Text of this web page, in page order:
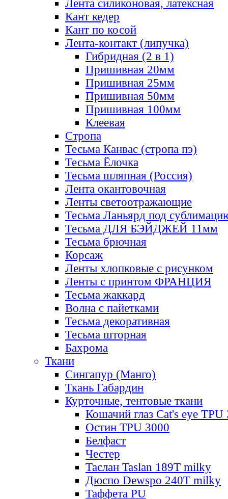
Лента силиконовая, латексная
Кант кедер
Кант по косой
Лента-контакт (липучка)
Гибридная (2 в 1)
Пришивная 20мм
Пришивная 25мм
Пришивная 50мм
Пришивная 100мм
Клеевая
Стропа
Тесьма Канвас (стропа пэ)
Тесьма Ёлочка
Тесьма шляпная (Россия)
Лента окантовочная
Ленты светоотражающие
Тесьма Ланьярд под
Тесьма ДЛЯ БЭЙДЖЕЙ 11мм
Тесьма брючная
Корсаж
Ленты хлопковые с рисунком
Ленты с принтом ФРАНЦИЯ
Тесьма жаккард
Волна с пайетками
Тесьма декоративная
Тесьма шторная
Бахрома
Ткани
Сингапур (Манго)
Ткань Габардин
Курточные, тентовые ткани
Кошачий глаз Cat's eye TPU
Остин TPU 3000
Белфаст
Честер
Таслан Taslan 189T milky
Дюспо Dewspo 240T milky
Таффета PU